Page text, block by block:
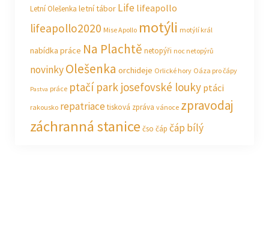
Letní Olešenka letní tábor Life lifeapollo
lifeapollo2020 Mise Apollo motýli motýlí král
nabídka práce Na Plachtě netopýři noc netopýrů
novinkyOlešenka orchideje Orlické hory Oáza pro čápy
Pastva práce ptačí park josefovské louky ptáci
rakousko repatriacetisková zpráva vánoce zpravodaj
záchranná stanice čso čáp čáp bílý